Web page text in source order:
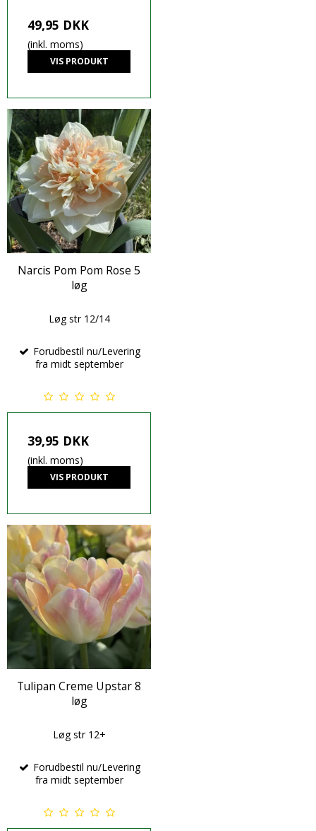
49,95 DKK
(inkl. moms)
VIS PRODUKT
Narcis Pom Pom Rose 5
løg
Løg str 12/14
Forudbestil nu/Levering
fra midt september
39,95 DKK
(inkl. moms)
VIS PRODUKT
Tulipan Creme Upstar 8
løg
Løg str 12+
Forudbestil nu/Levering
fra midt september